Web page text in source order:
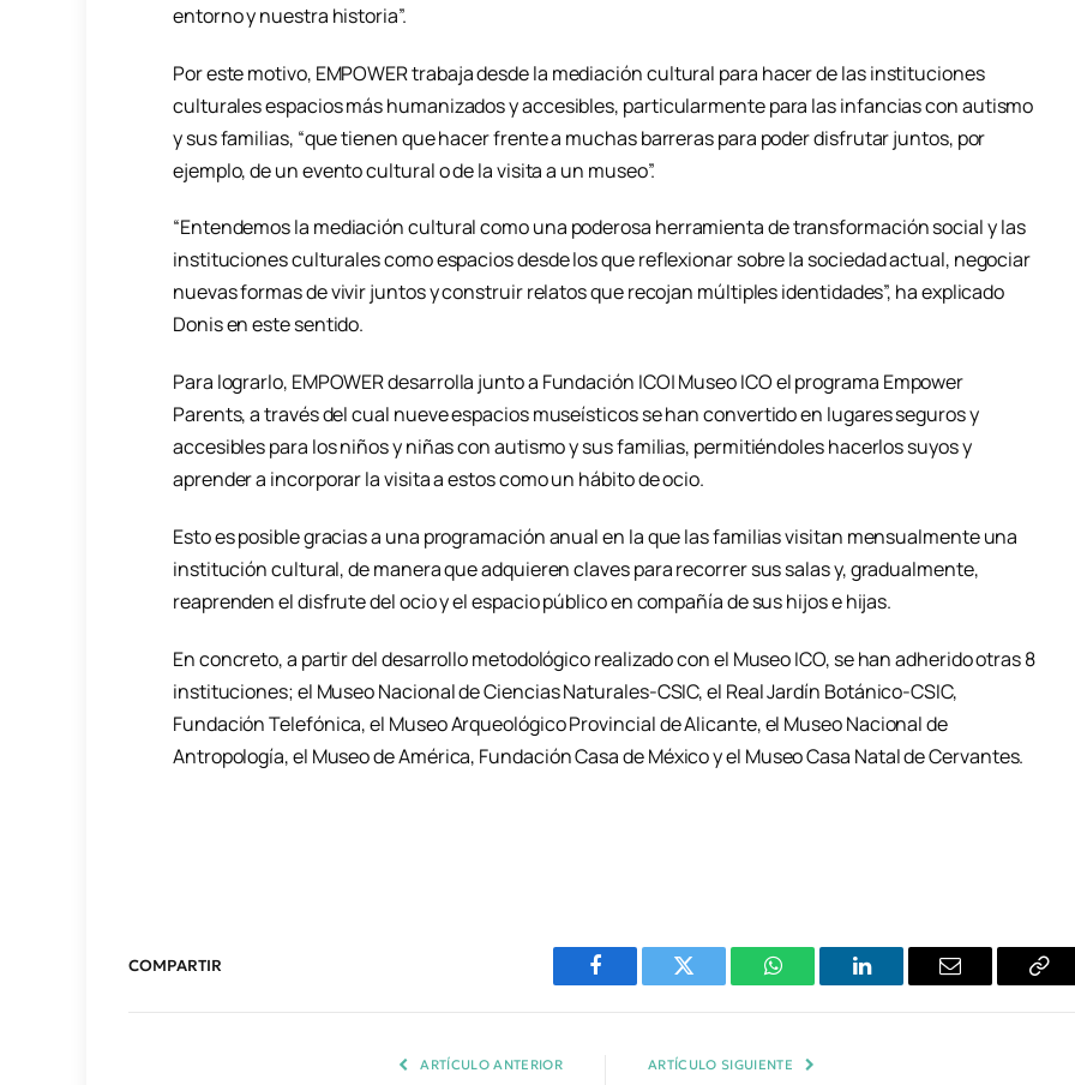
entorno y nuestra historia”.
Por este motivo, EMPOWER trabaja desde la mediación cultural para hacer de las instituciones
culturales espacios más humanizados y accesibles, particularmente para las infancias con autismo
y sus familias, “que tienen que hacer frente a muchas barreras para poder disfrutar juntos, por
ejemplo, de un evento cultural o de la visita a un museo”.
“Entendemos la mediación cultural como una poderosa herramienta de transformación social y las
instituciones culturales como espacios desde los que reflexionar sobre la sociedad actual, negociar
nuevas formas de vivir juntos y construir relatos que recojan múltiples identidades”, ha explicado
Donis en este sentido.
Para lograrlo, EMPOWER desarrolla junto a Fundación ICO| Museo ICO el programa Empower
Parents, a través del cual nueve espacios museísticos se han convertido en lugares seguros y
accesibles para los niños y niñas con autismo y sus familias, permitiéndoles hacerlos suyos y
aprender a incorporar la visita a estos como un hábito de ocio.
Esto es posible gracias a una programación anual en la que las familias visitan mensualmente una
institución cultural, de manera que adquieren claves para recorrer sus salas y, gradualmente,
reaprenden el disfrute del ocio y el espacio público en compañía de sus hijos e hijas.
En concreto, a partir del desarrollo metodológico realizado con el Museo ICO, se han adherido otras 8
instituciones; el Museo Nacional de Ciencias Naturales-CSIC, el Real Jardín Botánico-CSIC,
Fundación Telefónica, el Museo Arqueológico Provincial de Alicante, el Museo Nacional de
Antropología, el Museo de América, Fundación Casa de México y el Museo Casa Natal de Cervantes.
COMPARTIR
Facebook Twitter WhatsAppLinkedIn Email
ARTÍCULO ANTERIOR ARTÍCULO SIGUIENTE